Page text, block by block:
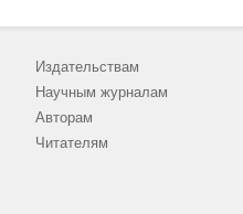
Вестник КрасГАУ. 2020. № 5
Издательствам
Научным журналам
Авторам
Читателям